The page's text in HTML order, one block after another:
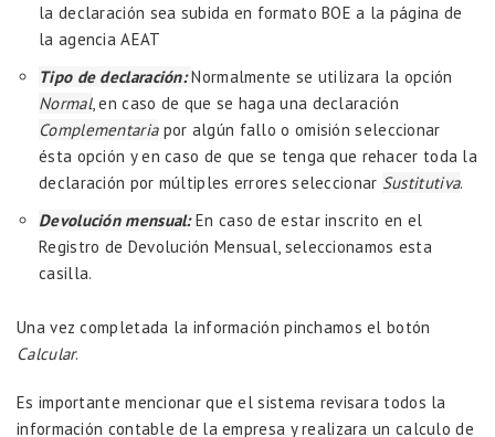
la declaración sea subida en formato BOE a la página de
la agencia AEAT
Tipo de declaración:Normalmente se utilizara la opción
Normal, en caso de que se haga una declaración
Complementariapor algún fallo o omisión seleccionar
ésta opción y en caso de que se tenga que rehacer toda la
declaración por múltiples errores seleccionar Sustitutiva.
Devolución mensual:En caso de estar inscrito en el
Registro de Devolución Mensual, seleccionamos esta
casilla.
Una vez completada la información pinchamos el botón
Calcular.
Es importante mencionar que el sistema revisara todos la
información contable de la empresa y realizara un calculo de